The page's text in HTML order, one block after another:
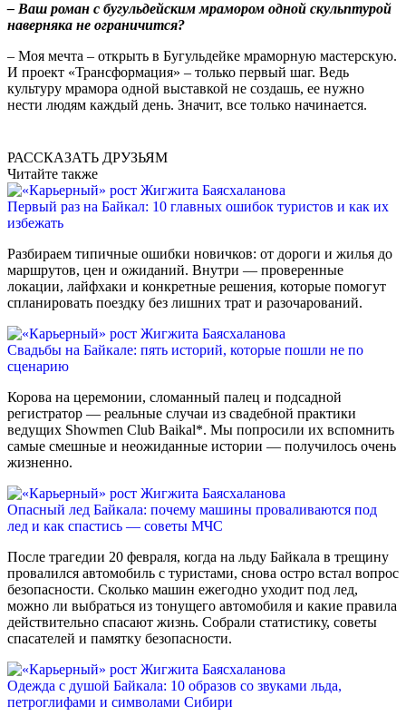
– Ваш роман с бугульдейским мрамором одной скульптурой
наверняка не ограничится?
– Моя мечта – открыть в Бугульдейке мраморную мастерскую.
И проект «Трансформация» – только первый шаг. Ведь
культуру мрамора одной выставкой не создашь, ее нужно
нести людям каждый день. Значит, все только начинается.
РАССКАЗАТЬ ДРУЗЬЯМ
Читайте также
Первый раз на Байкал: 10 главных ошибок туристов и как их
избежать
Разбираем типичные ошибки новичков: от дороги и жилья до
маршрутов, цен и ожиданий. Внутри — проверенные
локации, лайфхаки и конкретные решения, которые помогут
спланировать поездку без лишних трат и разочарований.
Свадьбы на Байкале: пять историй, которые пошли не по
сценарию
Корова на церемонии, сломанный палец и подсадной
регистратор — реальные случаи из свадебной практики
ведущих Showmen Club Baikal*. Мы попросили их вспомнить
самые смешные и неожиданные истории — получилось очень
жизненно.
Опасный лед Байкала: почему машины проваливаются под
лед и как спастись — советы МЧС
После трагедии 20 февраля, когда на льду Байкала в трещину
провалился автомобиль с туристами, снова остро встал вопрос
безопасности. Сколько машин ежегодно уходит под лед,
можно ли выбраться из тонущего автомобиля и какие правила
действительно спасают жизнь. Собрали статистику, советы
спасателей и памятку безопасности.
Одежда с душой Байкала: 10 образов со звуками льда,
петроглифами и символами Сибири